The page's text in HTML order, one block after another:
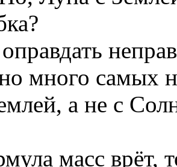
много самых
а не с
масс врёт,